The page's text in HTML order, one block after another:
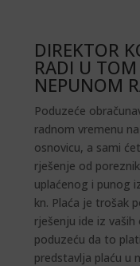
DIREKTOR
RADI U
NEPUNOM
Poduzeće
radnom vremenu
osnovicu, a sami
rješenje od
uplaćenog i punog
kn. Plaća je trošak
rješenju ide iz
poduzeću da to
predstavlja plaću u